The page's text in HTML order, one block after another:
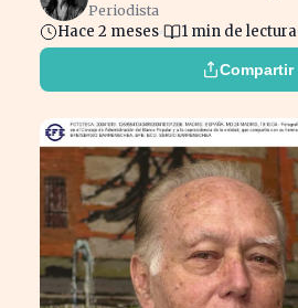
Periodista
Hace 2 meses 1 min de lectura
Compartir